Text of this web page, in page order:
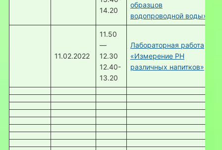
14.20
образцов
водопроводной воды»
11.02.2022
11.50
—
12.30
12.40-
13.20
Лабораторная работа
«Измерение РН
различных напитков»